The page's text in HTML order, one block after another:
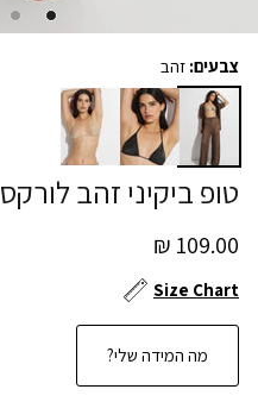
טופ ביקיני זהב לורקס
109.00 ₪
Size Chart
מה המידה שלי?
צבעים: זהב